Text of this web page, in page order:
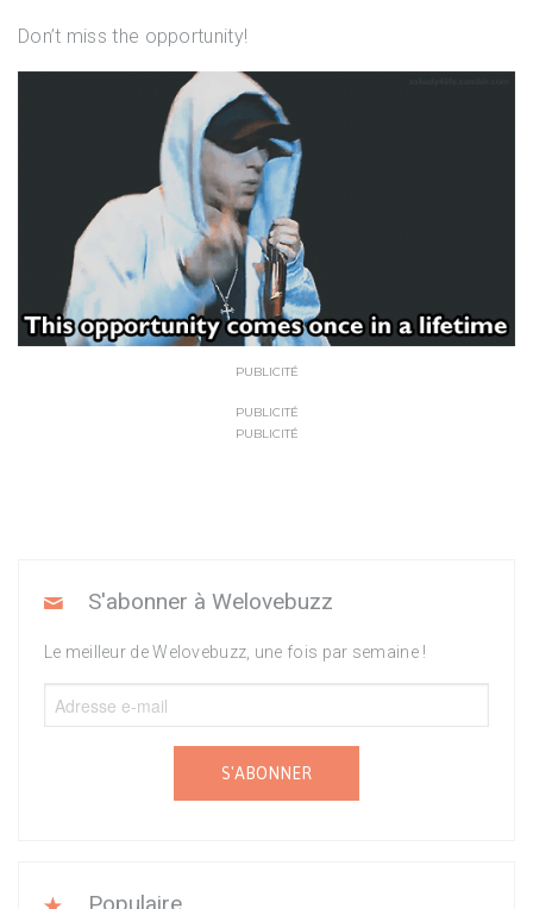
Don’t miss the opportunity!
PUBLICITÉ
PUBLICITÉ
PUBLICITÉ
S'abonner à Welovebuzz
Le meilleur de Welovebuzz, une fois par semaine !
S'ABONNER